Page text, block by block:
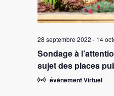
28 septembre 2022 - 14
Sondage à
sujet des places
évènement Virtuel